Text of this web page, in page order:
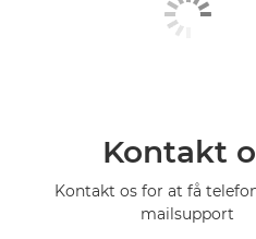
Kontakt
Kontakt os for at få
mailsupport